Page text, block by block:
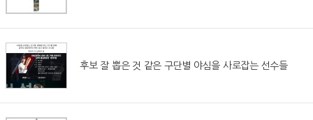
후보 잘 뽑은 것 같은 구단별 야심을 사로잡는 선수들